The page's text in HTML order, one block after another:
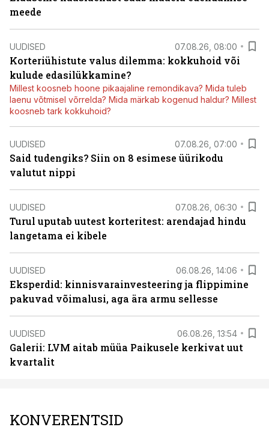
meede
UUDISED 07.08.26, 08:00
Korteriühistute valus dilemma: kokkuhoid või
kulude edasilükkamine?
Millest koosneb hoone pikaajaline remondikava? Mida tuleb
laenu võtmisel võrrelda? Mida märkab kogenud haldur? Millest
koosneb tark kokkuhoid?
UUDISED 07.08.26, 07:00
Said tudengiks? Siin on 8 esimese üürikodu
valutut nippi
UUDISED 07.08.26, 06:30
Turul uputab uutest korteritest: arendajad hindu
langetama ei kibele
UUDISED 06.08.26, 14:06
Eksperdid: kinnisvarainvesteering ja flippimine
pakuvad võimalusi, aga ära armu sellesse
UUDISED 06.08.26, 13:54
Galerii: LVM aitab müüa Paikusele kerkivat uut
kvartalit
KONVERENTSID